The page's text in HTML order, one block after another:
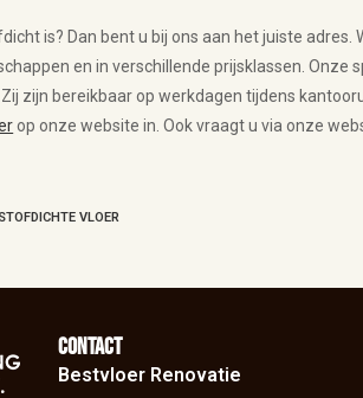
is? Dan bent u bij ons aan het juiste
en in verschillende prijsklassen. Onze
zijn bereikbaar op werkdagen tijdens
op onze website in. Ook vraagt u via onze
VLOER
Contact
Bestvloer Renovatie